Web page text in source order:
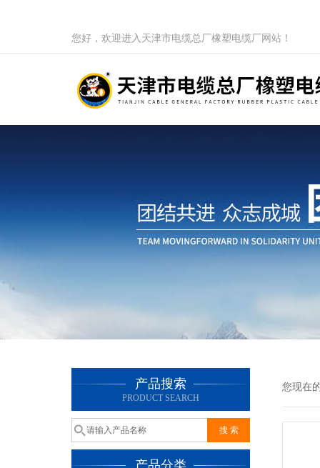
您好，欢迎进入天津市电缆总厂橡塑电缆厂网站！
产品搜索
PRODUCT SEARCH
产品分类
您现在